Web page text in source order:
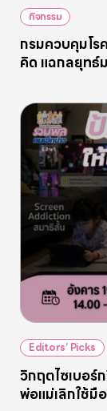
กิจกรรม
กรมควบคุมโร
คิด แฉกลยุทธ์
Editors’ Picks
วิกฤตไซเบอร์
พ่อแม่เลิกใช้มื